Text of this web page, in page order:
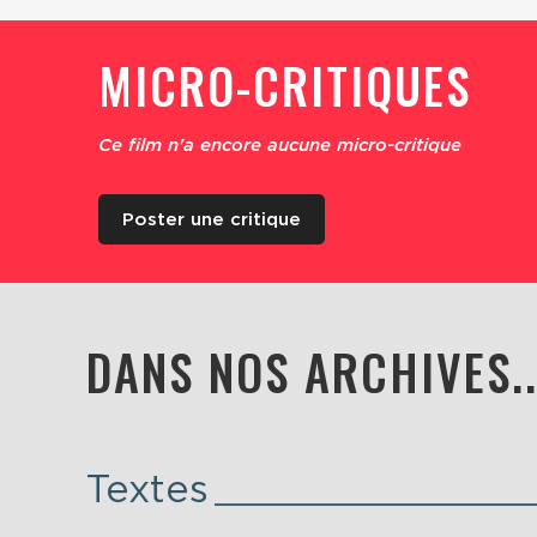
MICRO-CRITIQUES
Ce film n'a encore aucune micro-critique
Poster une critique
DANS NOS
Textes